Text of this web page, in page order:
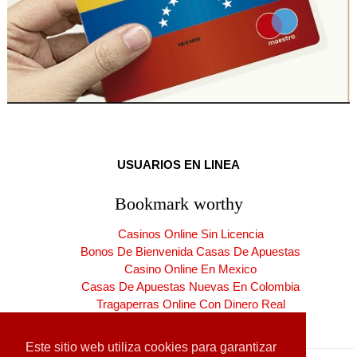
Este sitio web utiliza cookies para garantizar
USUARIOS EN LINEA
Bookmark worthy
Casinos Online Sin Licencia
Bonos De Bienvenida Casas De Apuestas
Casino Online En Mexico
Casas De Apuestas Nuevas En Colombia
Tragaperras Online Con Dinero Real